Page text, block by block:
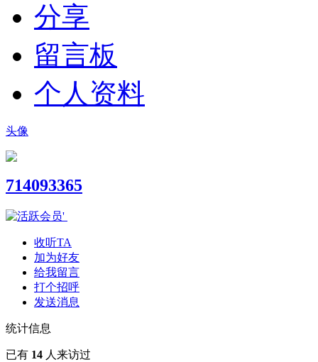
分享
留言板
个人资料
头像
714093365
收听TA
加为好友
给我留言
打个招呼
发送消息
统计信息
已有 14 人来访过